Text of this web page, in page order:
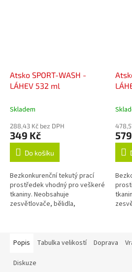
Atsko SPORT-WASH -
LÁHEV 532 ml
Skladem
288,43 Kč bez DPH
349 Kč
Do košíku
Bezkonkurenční tekutý prací
prostředek vhodný pro veškeré
tkaniny. Neobsahuje
zesvětlovače, bělidla,
Popis
Tabulka velikostí Doprava
Diskuze